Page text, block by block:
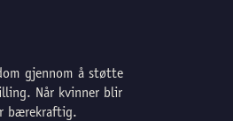
gjennom å støtte
Når kvinner blir
bærekraftig.